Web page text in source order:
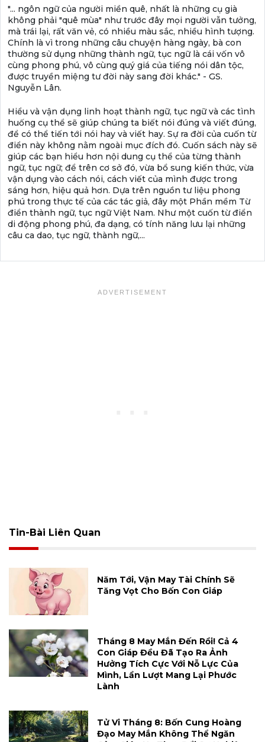
"... ngôn ngữ của người miền quê, nhất là những cụ già
không phải "quê mùa" như trước đây mọi người vẫn tưởng,
mà trái lại, rất văn vẻ, có nhiều màu sắc, nhiều hình tượng.
Chính là vì trong những câu chuyện hàng ngày, bà con
thường sử dụng những thành ngữ, tục ngữ là cái vốn vô
cùng phong phú, vô cùng quý giá của tiếng nói dân tộc,
được truyền miệng tư đời này sang đời khác." - GS.
Nguyễn Lân.
Hiểu và vận dụng linh hoạt thành ngữ, tục ngữ và các tình
huống cụ thể sẽ giúp chúng ta biết nói đúng và viết đúng,
để có thể tiến tới nói hay và viết hay. Sự ra đời của cuốn từ
điển này không nằm ngoài mục đích đó. Cuốn sách này sẽ
giúp các bạn hiểu hơn nội dung cụ thể của từng thành
ngữ, tục ngữ; để trên cơ sở đó, vừa bổ sung kiến thức, vừa
vận dụng vào cách nói, cách viết của mình được trong
sáng hơn, hiệu quả hơn. Dựa trên nguồn tư liệu phong
phú trong thực tế của các tác giả, đây một Phần mềm Từ
điển thành ngữ, tục ngữ Việt Nam. Như một cuốn từ điển
di động phong phú, đa dạng, có tính năng lưu lại những
câu ca dao, tục ngữ, thành ngữ,...
Tin-Bài Liên Quan
Năm Tới, Vận May Tài Chính Sẽ
Tăng Vọt Cho Bốn Con Giáp
Tháng 8 May Mắn Đến Rồi! Cả 4
Con Giáp Đều Đã Tạo Ra Ảnh
Hưởng Tích Cực Với Nỗ Lực Của
Mình, Lần Lượt Mang Lại Phước
Lành
Tử Vi Tháng 8: Bốn Cung Hoàng
Đạo May Mắn Không Thể Ngăn